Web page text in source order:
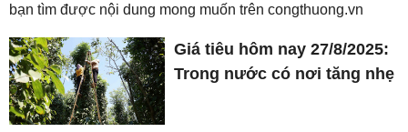
bạn tìm được nội dung mong muốn trên congthuong.vn
Giá tiêu hôm nay 27/8/2025:
Trong nước có nơi tăng nhẹ